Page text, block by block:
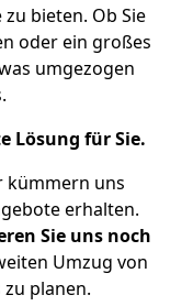
bieten. Ob Sie
oder ein großes
umgezogen
Lösung für Sie.
kümmern uns
erhalten.
Sie uns noch
Umzug von
planen.